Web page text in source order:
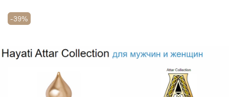
-39%